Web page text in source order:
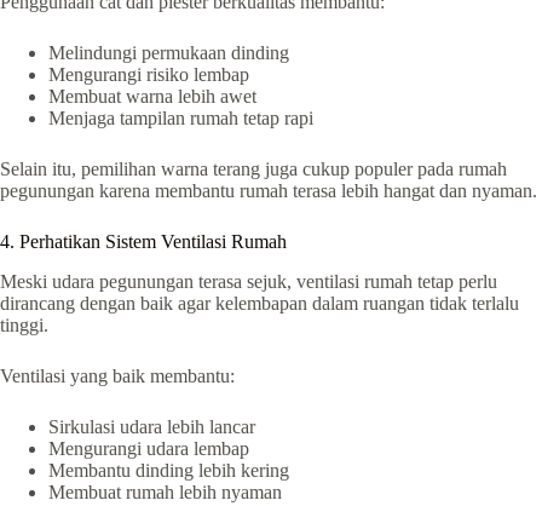
Melindungi permukaan dinding
Mengurangi risiko lembap
Membuat warna lebih awet
Menjaga tampilan rumah tetap rapi
Selain itu, pemilihan warna terang juga cukup populer pada rumah
pegunungan karena membantu rumah terasa lebih hangat dan nyaman.
4. Perhatikan Sistem Ventilasi Rumah
Meski udara pegunungan terasa sejuk, ventilasi rumah tetap perlu
dirancang dengan baik agar kelembapan dalam ruangan tidak terlalu
tinggi.
Ventilasi yang baik membantu:
Sirkulasi udara lebih lancar
Mengurangi udara lembap
Membantu dinding lebih kering
Membuat rumah lebih nyaman